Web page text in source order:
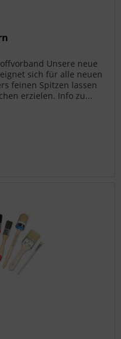
Unsere neue
sich für alle neuen
feinen Spitzen lassen
erzielen. Info zu...